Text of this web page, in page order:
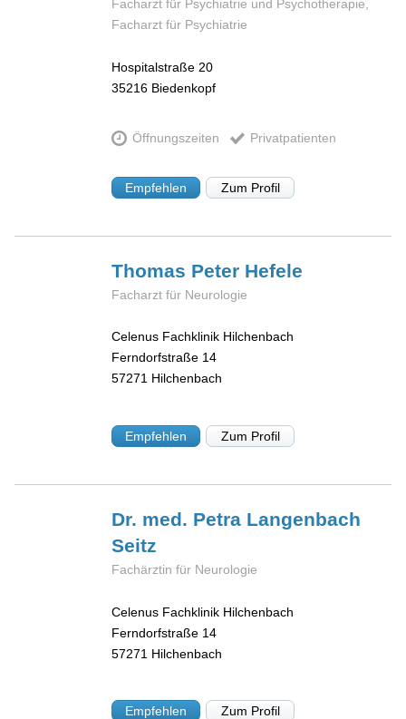
Facharzt für Psychiatrie und Psychotherapie,
Facharzt für Psychiatrie
Hospitalstraße 20
35216 Biedenkopf
Öffnungszeiten Privatpatienten
Empfehlen Zum Profil
Thomas Peter Hefele
Facharzt für Neurologie
Celenus Fachklinik Hilchenbach
Ferndorfstraße 14
57271 Hilchenbach
Empfehlen Zum Profil
Dr. med. Petra Langenbach
Seitz
Fachärztin für Neurologie
Celenus Fachklinik Hilchenbach
Ferndorfstraße 14
57271 Hilchenbach
Empfehlen Zum Profil